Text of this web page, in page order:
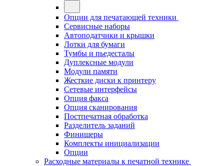
Опции для печатающей техники
Сервисные наборы
Автоподатчики и крышки
Лотки для бумаги
Тумбы и пьедесталы
Дуплексные модули
Модули памяти
Жесткие диски к принтеру
Сетевые интерфейсы
Опция факса
Опция сканирования
Постпечатная обработка
Разделитель заданий
Финишеры
Комплекты инициализации
Опции
Расходные материалы к печатной технике